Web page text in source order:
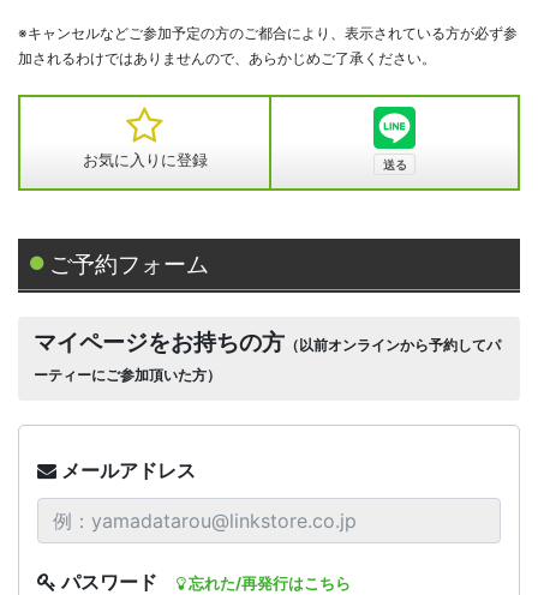
※キャンセルなどご参加予定の方のご都合により、表示されている方が必ず参
加されるわけではありませんので、あらかじめご了承ください。
お気に入りに登録
ご予約フォーム
マイページをお持ちの方 （以前オンラインから予約してパ
ーティーにご参加頂いた方）
メールアドレス
パスワード 忘れた/再発行はこちら